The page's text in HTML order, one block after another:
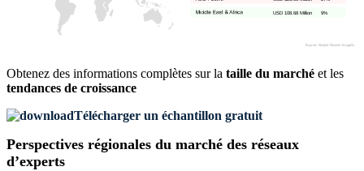
9%
USD 108.68 Million
Obtenez des informations complètes sur la taille du marché et les
tendances de croissance
Télécharger un échantillon gratuit
Perspectives régionales du marché des réseaux
d’experts